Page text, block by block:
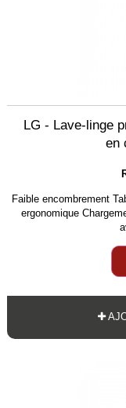
LG - Lave-linge
en
Faible encombrement
ergonomique